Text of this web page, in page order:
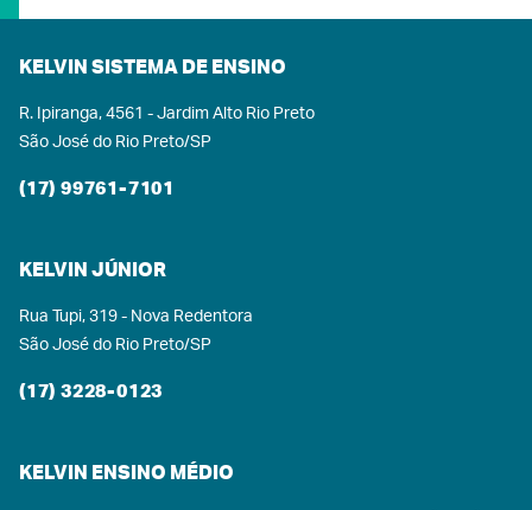
Porque inovar, para a gente, é mais do que seguir
estudante em primeiro lugar.Seguimos com a
cabeça cheia de ideias e o coração cheio de
vontade de transformar.Porque no Kelvin, o
KELVIN SISTEMA DE ENSINO
R. Ipiranga, 4561 - Jardim Alto Rio Preto
São José do Rio Preto/SP
(17) 99761-7101
KELVIN JÚNIOR
Rua Tupi, 319 - Nova Redentora
São José do Rio Preto/SP
(17) 3228-0123
KELVIN ENSINO MÉDIO